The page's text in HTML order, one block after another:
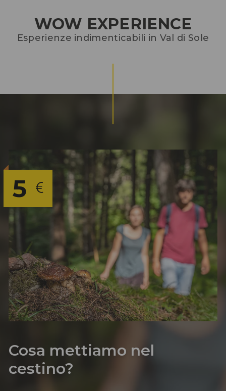
WOW EXPERIENCE
Esperienze indimenticabili in Val di Sole
5
Cosa mettiamo nel
cestino?